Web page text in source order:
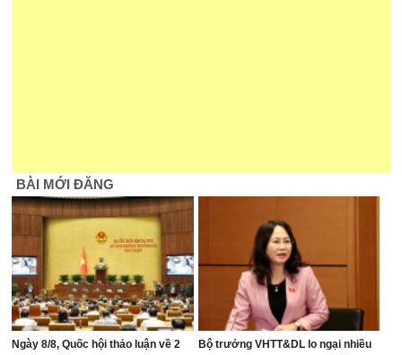
BÀI MỚI ĐĂNG
Ngày 8/8, Quốc hội thảo luận về 2
Bộ trưởng VHTT&DL lo ngại nhiều